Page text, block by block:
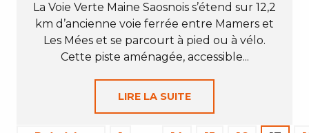
La Voie Verte Maine Saosnois s’étend sur 12,2
km d’ancienne voie ferrée entre Mamers et
Les Mées et se parcourt à pied ou à vélo.
Cette piste aménagée, accessible...
LIRE LA SUITE